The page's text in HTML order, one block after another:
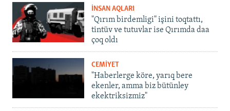
İNSAN AQLARI
"Qırım birdemligi" işini toqtattı,
tintüv ve tutuvlar ise Qırımda daa
çoq oldı
CEMİYET
"Haberlerge köre, yarıq bere
ekenler, amma biz bütünley
ekektriksizmiz"